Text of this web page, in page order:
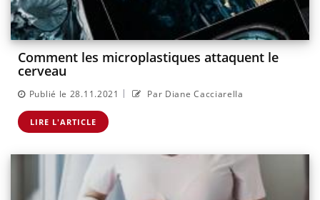
Comment les microplastiques attaquent le
cerveau
Publié le 28.11.2021 | Par Diane Cacciarella
LIRE L'ARTICLE